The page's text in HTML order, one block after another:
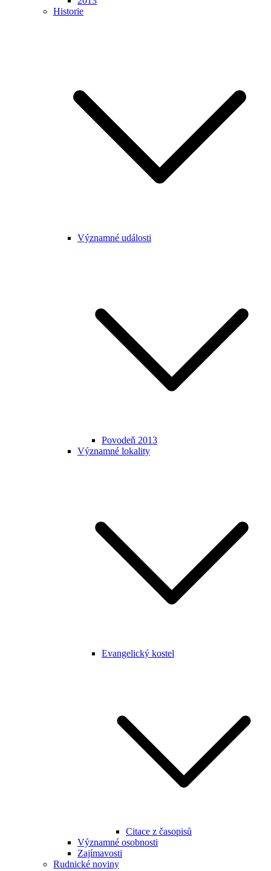
Historie
Významné události
Povodeň 2013
Významné lokality
Evangelický kostel
Citace z časopisů
Významné osobnosti
Zajímavosti
Rudnické noviny